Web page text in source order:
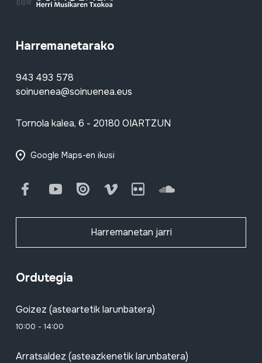
Harremanetarako
943 493 578
soinuenea@soinuenea.eus
Tornola kalea, 6 - 20180 OIARTZUN
Google Maps-en ikusi
FacebookYoutube Issuu Vimeo Flickr SoundCloud
Harremanetan jarri
Ordutegia
Goizez (asteartetik larunbatera)
10:00 - 14:00
Arratsaldez (asteazkenetik larunbatera)